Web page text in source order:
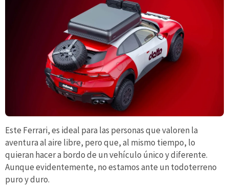
Este Ferrari, es ideal para las personas que valoren la
aventura al aire libre, pero que, al mismo tiempo, lo
quieran hacer a bordo de un vehículo único y diferente.
Aunque evidentemente, no estamos ante un todoterreno
puro y duro.